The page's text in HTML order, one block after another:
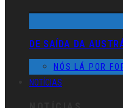
DE SAÍDA DA
NÓS LÁ POR
NOTÍCIAS